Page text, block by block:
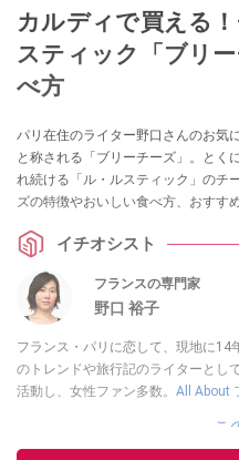
カルディで買える
スティック「ブリ
べ方
パリ在住のライター野口さんのお気
と称される「ブリーチーズ」。とく
れ続ける「ル・ルスティック」のチ
ズの特徴やおいしい食べ方、おすす
イチオシスト
フランスの専門家
野口 裕子
フランス・パリに恋して、現地に14
のトレンドや旅行記のライターとし
活動し、女性ファン多数。 All About
こ